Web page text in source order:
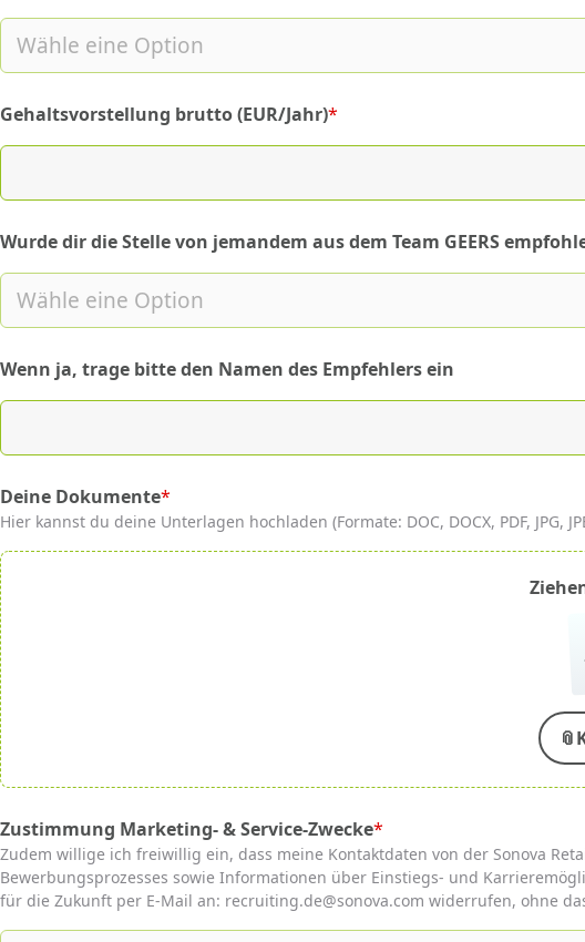
Gehaltsvorstellung brutto (EUR/Jahr)*
(required)
Wurde dir die Stelle von jemandem aus dem Team GEERS
(required)
Wenn ja, trage bitte den Namen des Empfehlers ein
Deine Dokumente*
(required)
Hier kannst du deine Unterlagen hochladen (Formate: DOC, DOCX, PDF, JPG,
📎
Zustimmung Marketing- & Service-Zwecke*
(required)
Zudem willige ich freiwillig ein, dass meine Kontaktdaten von der Sonova
Bewerbungsprozesses sowie Informationen über Einstiegs- und
für die Zukunft per E-Mail an: recruiting.de@sonova.com widerrufen, ohne